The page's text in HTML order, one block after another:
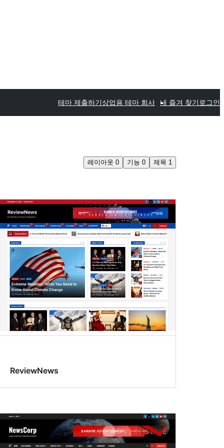
테마 제출하기상업용 테마 회사 내 즐겨 찾기 로그인
레이아웃 0 기능 0 제목 1
ReviewNews